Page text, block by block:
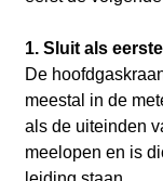
1. Sluit als
De
meestal in de
als de uiteinden
meelopen en is